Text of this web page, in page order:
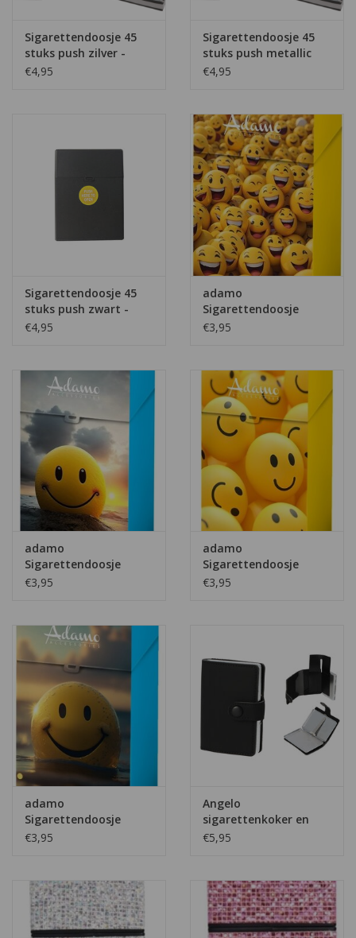
Sigarettendoosje 45
stuks push zilver -
€4,95
Sigarettendoosje 45
stuks push metallic
goud-
€4,95
Sigarettendoosje 45
stuks push zwart -
€4,95
adamo
Sigarettendoosje
Happy versie 4
€3,95
adamo
Sigarettendoosje
Happy versie 3
€3,95
adamo
Sigarettendoosje
Happy versie 2
€3,95
adamo
Sigarettendoosje
Happy versie 1
€3,95
Angelo
sigarettenkoker en
pashouder
€5,95